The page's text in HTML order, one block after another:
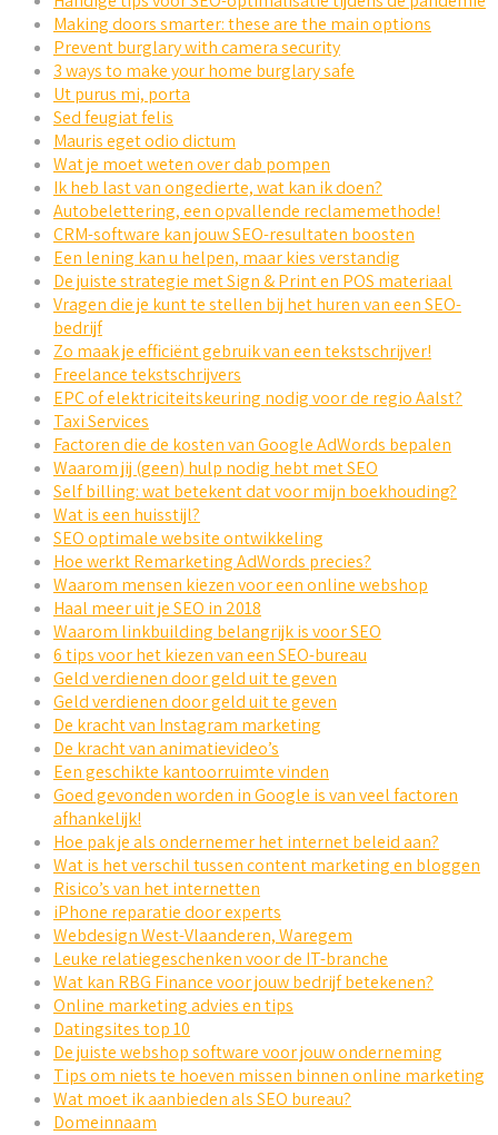
Making doors smarter: these are the main options
Prevent burglary with camera security
3 ways to make your home burglary safe
Ut purus mi, porta
Sed feugiat felis
Mauris eget odio dictum
Wat je moet weten over dab pompen
Ik heb last van ongedierte, wat kan ik doen?
Autobelettering, een opvallende reclamemethode!
CRM-software kan jouw SEO-resultaten boosten
Een lening kan u helpen, maar kies verstandig
De juiste strategie met Sign & Print en POS materiaal
Vragen die je kunt te stellen bij het huren van een SEO-
bedrijf
Zo maak je efficiënt gebruik van een tekstschrijver!
Freelance tekstschrijvers
EPC of elektriciteitskeuring nodig voor de regio Aalst?
Taxi Services
Factoren die de kosten van Google AdWords bepalen
Waarom jij (geen) hulp nodig hebt met SEO
Self billing: wat betekent dat voor mijn boekhouding?
Wat is een huisstijl?
SEO optimale website ontwikkeling
Hoe werkt Remarketing AdWords precies?
Waarom mensen kiezen voor een online webshop
Haal meer uit je SEO in 2018
Waarom linkbuilding belangrijk is voor SEO
6 tips voor het kiezen van een SEO-bureau
Geld verdienen door geld uit te geven
Geld verdienen door geld uit te geven
De kracht van Instagram marketing
De kracht van animatievideo’s
Een geschikte kantoorruimte vinden
Goed gevonden worden in Google is van veel factoren
afhankelijk!
Hoe pak je als ondernemer het internet beleid aan?
Wat is het verschil tussen content marketing en bloggen
Risico’s van het internetten
iPhone reparatie door experts
Webdesign West-Vlaanderen, Waregem
Leuke relatiegeschenken voor de IT-branche
Wat kan RBG Finance voor jouw bedrijf betekenen?
Online marketing advies en tips
Datingsites top 10
De juiste webshop software voor jouw onderneming
Tips om niets te hoeven missen binnen online marketing
Wat moet ik aanbieden als SEO bureau?
Domeinnaam